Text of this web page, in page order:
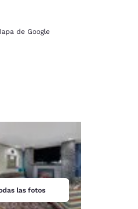
las fotos